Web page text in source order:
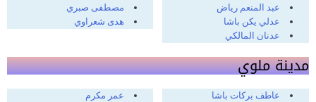
عبد المنعم رياض
عدلي يكن باشا
عدنان المالكي
مصطفى صبري
هدى شعراوي
مدينة ملوي
عاطف بركات باشا عمر مكرم